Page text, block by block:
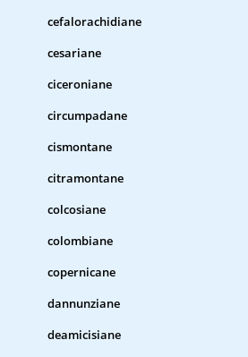
cefalorachidiane
cesariane
ciceroniane
circumpadane
cismontane
citramontane
colcosiane
colombiane
copernicane
dannunziane
deamicisiane